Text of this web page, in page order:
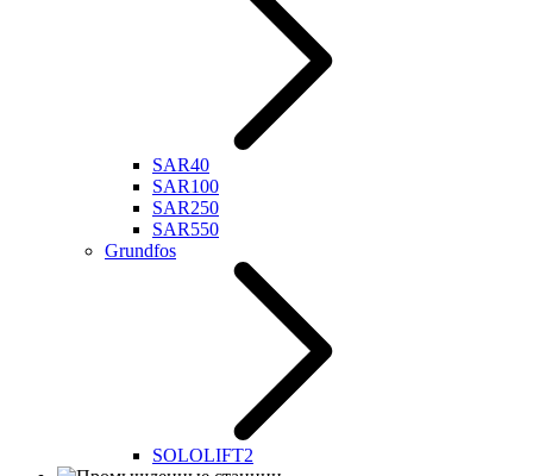
SAR40
SAR100
SAR250
SAR550
Grundfos
SOLOLIFT2